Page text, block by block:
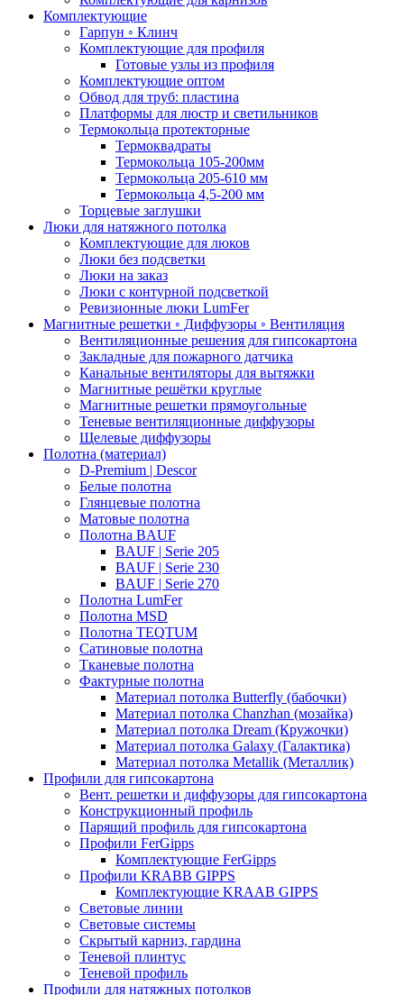
Комплектующие
Гарпун ◦ Клинч
Комплектующие для профиля
Готовые узлы из профиля
Комплектующие оптом
Обвод для труб: пластина
Платформы для люстр и светильников
Термокольца протекторные
Термоквадраты
Термокольца 105-200мм
Термокольца 205-610 мм
Термокольца 4,5-200 мм
Торцевые заглушки
Люки для натяжного потолка
Комплектующие для люков
Люки без подсветки
Люки на заказ
Люки с контурной подсветкой
Ревизионные люки LumFer
Магнитные решетки ◦ Диффузоры ◦ Вентиляция
Вентиляционные решения для гипсокартона
Закладные для пожарного датчика
Канальные вентиляторы для вытяжки
Магнитные решётки круглые
Магнитные решетки прямоугольные
Теневые вентиляционные диффузоры
Щелевые диффузоры
Полотна (материал)
D-Premium | Descor
Белые полотна
Глянцевые полотна
Матовые полотна
Полотна BAUF
BAUF | Serie 205
BAUF | Serie 230
BAUF | Serie 270
Полотна LumFer
Полотна MSD
Полотна TEQTUM
Сатиновые полотна
Тканевые полотна
Фактурные полотна
Материал потолка Butterfly (бабочки)
Материал потолка Chanzhan (мозайка)
Материал потолка Dream (Кружочки)
Материал потолка Galaxy (Галактика)
Материал потолка Metallik (Металлик)
Профили для гипсокартона
Вент. решетки и диффузоры для гипсокартона
Конструкционный профиль
Парящий профиль для гипсокартона
Профили FerGipps
Комплектующие FerGipps
Профили KRABB GIPPS
Комплектующие KRAAB GIPPS
Световые линии
Световые системы
Скрытый карниз, гардина
Теневой плинтус
Теневой профиль
Профили для натяжных потолков